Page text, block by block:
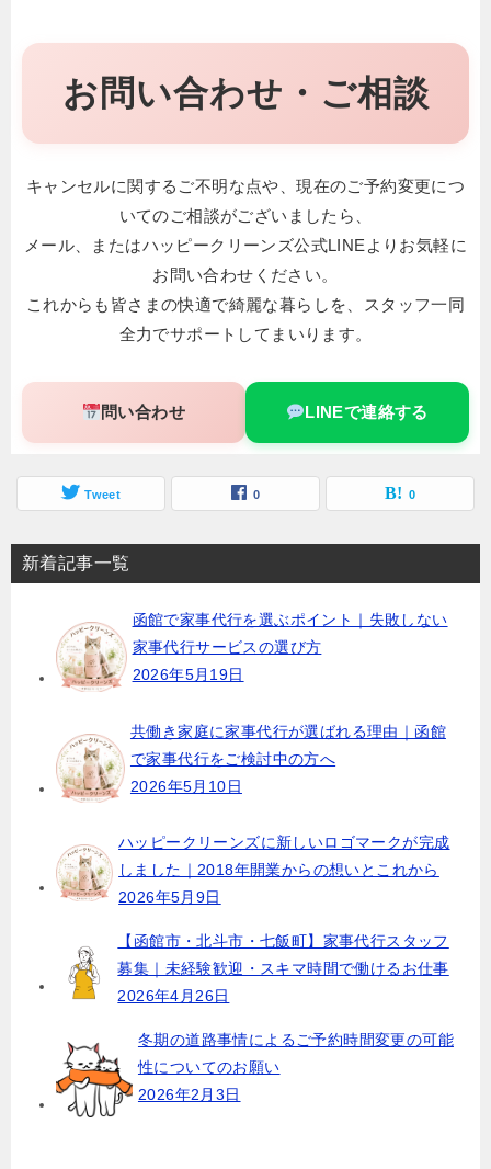
お問い合わせ・ご相談
キャンセルに関するご不明な点や、現在のご予約変更につ
いてのご相談がございましたら、
メール、またはハッピークリーンズ公式LINEよりお気軽に
お問い合わせください。
これからも皆さまの快適で綺麗な暮らしを、スタッフ一同
全力でサポートしてまいります。
問い合わせ LINEで連絡する
Tweet 0 0
新着記事一覧
函館で家事代行を選ぶポイント｜失敗しない
家事代行サービスの選び方
2026年5月19日
共働き家庭に家事代行が選ばれる理由｜函館
で家事代行をご検討中の方へ
2026年5月10日
ハッピークリーンズに新しいロゴマークが完成
しました｜2018年開業からの想いとこれから
2026年5月9日
【函館市・北斗市・七飯町】家事代行スタッフ
募集｜未経験歓迎・スキマ時間で働けるお仕事
2026年4月26日
冬期の道路事情によるご予約時間変更の可能
性についてのお願い
2026年2月3日